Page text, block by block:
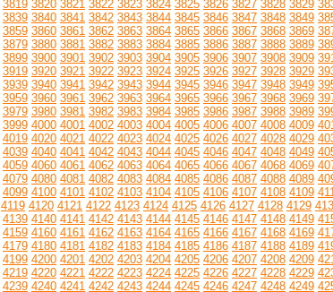
3819 3820 3821 3822 3823 3824 3825 3826 3827 3828 3829
3839 3840 3841 3842 3843 3844 3845 3846 3847 3848 3849
3859 3860 3861 3862 3863 3864 3865 3866 3867 3868 3869
3879 3880 3881 3882 3883 3884 3885 3886 3887 3888 3889
3899 3900 3901 3902 3903 3904 3905 3906 3907 3908 3909
3919 3920 3921 3922 3923 3924 3925 3926 3927 3928 3929
3939 3940 3941 3942 3943 3944 3945 3946 3947 3948 3949
3959 3960 3961 3962 3963 3964 3965 3966 3967 3968 3969
3979 3980 3981 3982 3983 3984 3985 3986 3987 3988 3989
3999 4000 4001 4002 4003 4004 4005 4006 4007 4008 4009
4019 4020 4021 4022 4023 4024 4025 4026 4027 4028 4029
4039 4040 4041 4042 4043 4044 4045 4046 4047 4048 4049
4059 4060 4061 4062 4063 4064 4065 4066 4067 4068 4069
4079 4080 4081 4082 4083 4084 4085 4086 4087 4088 4089
4099 4100 4101 4102 4103 4104 4105 4106 4107 4108 4109
4119 4120 4121 4122 4123 4124 4125 4126 4127 4128 4129
4139 4140 4141 4142 4143 4144 4145 4146 4147 4148 4149
4159 4160 4161 4162 4163 4164 4165 4166 4167 4168 4169
4179 4180 4181 4182 4183 4184 4185 4186 4187 4188 4189
4199 4200 4201 4202 4203 4204 4205 4206 4207 4208 4209
4219 4220 4221 4222 4223 4224 4225 4226 4227 4228 4229
4239 4240 4241 4242 4243 4244 4245 4246 4247 4248 4249